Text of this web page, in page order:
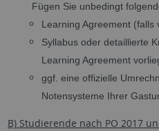
Fügen Sie unbedingt
Learning Agreement (falls
Syllabus oder detaillierte
Learning Agreement
ggf. eine offizielle
Notensysteme Ihrer
B) Studierende nach PO 2017